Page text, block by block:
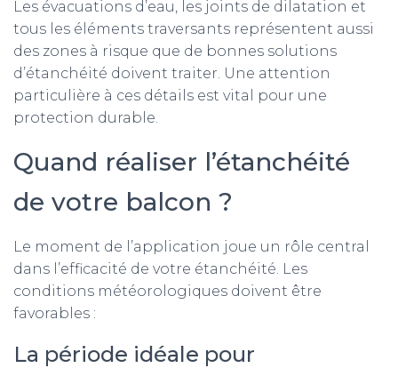
Les évacuations d’eau, les joints de dilatation et
tous les éléments traversants représentent aussi
des zones à risque que de bonnes solutions
d’étanchéité doivent traiter. Une attention
particulière à ces détails est vital pour une
protection durable.
Quand réaliser l’étanchéité
de votre balcon ?
Le moment de l’application joue un rôle central
dans l’efficacité de votre étanchéité. Les
conditions météorologiques doivent être
favorables :
La période idéale pour